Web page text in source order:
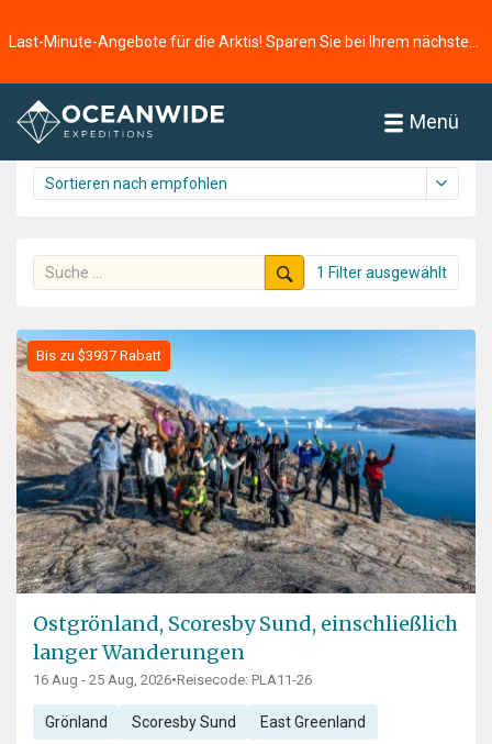
Menü
Reisen
61 Reisen gefunden
1 Filter ausgewählt
Bis zu $3937 Rabatt
Ostgrönland, Scoresby Sund, einschließlich
langer Wanderungen
16 Aug - 25 Aug, 2026•Reisecode: PLA11-26
Grönland Scoresby Sund East Greenland